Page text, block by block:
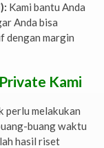
Kami bantu Anda
Anda bisa
dengan margin
Kami
perlu melakukan
buang waktu
hasil riset